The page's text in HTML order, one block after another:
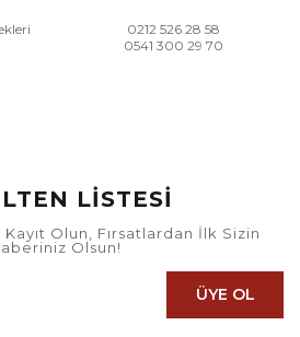
0212 526 28 58
0541 300 29 70
LİSTESİ
Olun, Fırsatlardan İlk Sizin
Olsun!
ÜYE OL